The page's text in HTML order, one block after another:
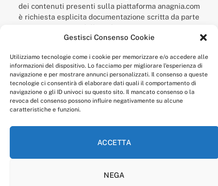
Gestisci Consenso Cookie
Utilizziamo tecnologie come i cookie per memorizzare e/o accedere alle
informazioni del dispositivo. Lo facciamo per migliorare l'esperienza di
navigazione e per mostrare annunci personalizzati. Il consenso a queste
tecnologie ci consentirà di elaborare dati quali il comportamento di
navigazione o gli ID univoci su questo sito. Il mancato consenso o la
revoca del consenso possono influire negativamente su alcune
caratteristiche e funzioni.
ACCETTA
NEGA
dei contenuti presenti sulla piattaforma anagnia.com
è richiesta esplicita documentazione scritta da parte
della redazione.
“Anagnia” è un marchio registrato presso l’Ufficio Italiano
Economico,
num. registrazione: 302017000014044 del 9 febbraio 2017.
Per contatti:redazione@anagnia.com
COOKIE POLICY